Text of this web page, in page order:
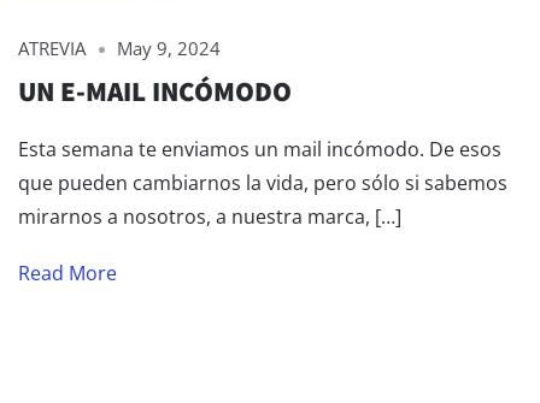
ATREVIA May 9, 2024
UN E-MAIL INCÓMODO
Esta semana te enviamos un mail incómodo. De esos
que pueden cambiarnos la vida, pero sólo si sabemos
mirarnos a nosotros, a nuestra marca, […]
Read More